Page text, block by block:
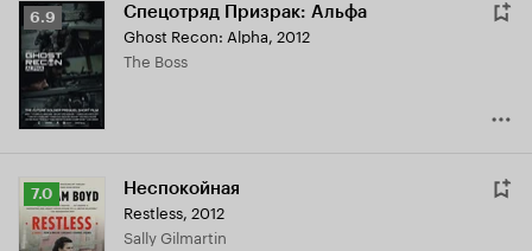
Рейтинг
Кинопоиска
6.9
6.9 Спецотряд Призрак: Альфа
Ghost Recon: Alpha, 2012
The Boss
Рейтинг
Кинопоиска
7.0
7.0 Неспокойная
Restless, 2012
Sally Gilmartin